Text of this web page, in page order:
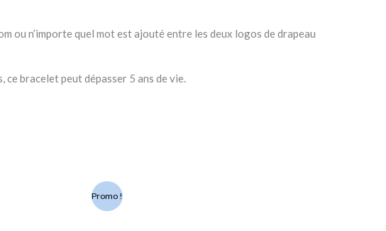
ou n’importe quel mot est ajouté entre les deux logos de drapeau
bracelet peut dépasser 5 ans de vie.
Promo !